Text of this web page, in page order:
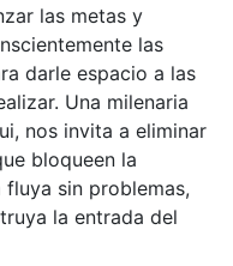
las metas y
las
darle espacio a las
Una milenaria
nos invita a eliminar
bloqueen la
fluya sin problemas,
la entrada del